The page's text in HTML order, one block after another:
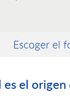
Escoger el
es el